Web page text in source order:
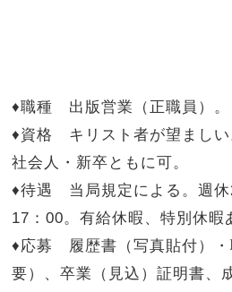
♦職種 出版営業（正職員）。
♦資格 キリスト者が望ましい
社会人・新卒ともに可。
♦待遇 当局規定による。週休
17：00。有給休暇、特別休暇
♦応募 履歴書（写真貼付）・
要）、卒業（見込）証明書、